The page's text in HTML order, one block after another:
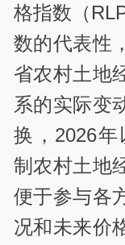
格指数（
数的代表性
省农村土地
系的实际变
换，2026
制农村土地
便于参与各
况和未来价